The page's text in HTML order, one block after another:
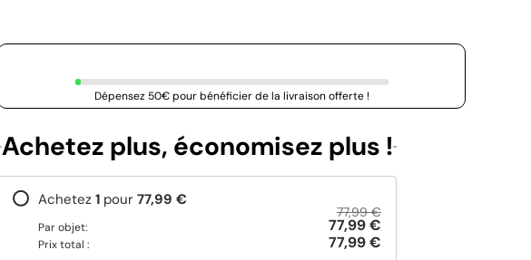
Dépensez 50€ pour bénéficier de la livraison offerte !
Achetez plus, économisez plus !
Achetez 1 pour 77,99 €
Par objet:
77,99 €
77,99 €
Prix total : 77,99 €